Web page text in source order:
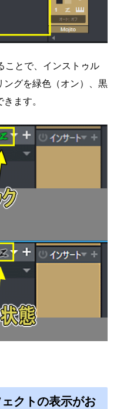
ことで、インストゥル
ングを緑色（オン）、黒
ます。
クトの表示がお